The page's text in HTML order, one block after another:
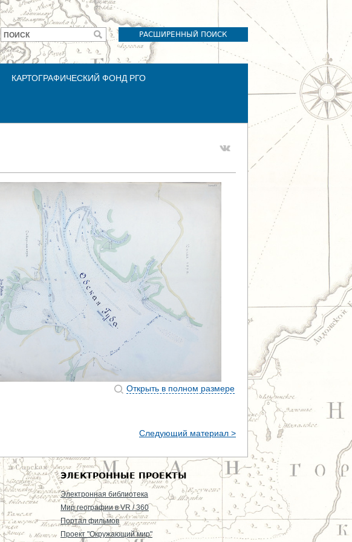
РАСШИРЕННЫЙ ПОИСК
Форма
поиска
ПОИСК
КАРТОГРАФИЧЕСКИЙ ФОНД РГО
Открыть в полном размере
Следующий материал >
ЭЛЕКТРОННЫЕ ПРОЕКТЫ
Электронная библиотека
Мир географии в VR / 360
Портал фильмов
Проект "Окружающий мир"